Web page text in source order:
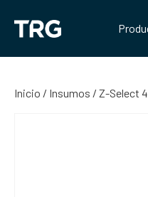
contenido
Inicio / Insumos / Z-Select